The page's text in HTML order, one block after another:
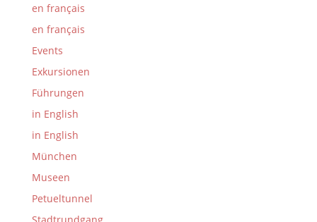
en français
en français
Events
Exkursionen
Führungen
in English
in English
München
Museen
Petueltunnel